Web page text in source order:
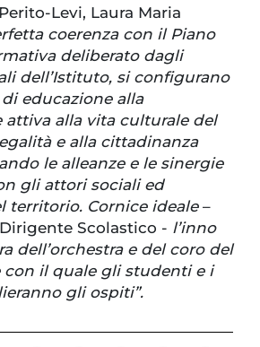
Levi, Laura Maria
coerenza con il Piano
deliberato dagli
dell’Istituto, si configurano
educazione alla
attiva alla vita culturale del
e alla cittadinanza
le alleanze e le sinergie
gli attori sociali ed
territorio. Cornice ideale –
Scolastico - l’inno
dell’orchestra e del coro del
con il quale gli studenti e i
gli ospiti”.